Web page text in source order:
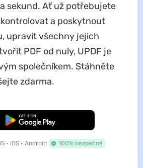
sekund. Ať už potřebujete
a poskytnout
upravit všechny jejich
PDF od nuly, UPDF je
společníkem. Stáhněte
zdarma.
Bezplatné stažení
• iOS • Android 100% bezpečné